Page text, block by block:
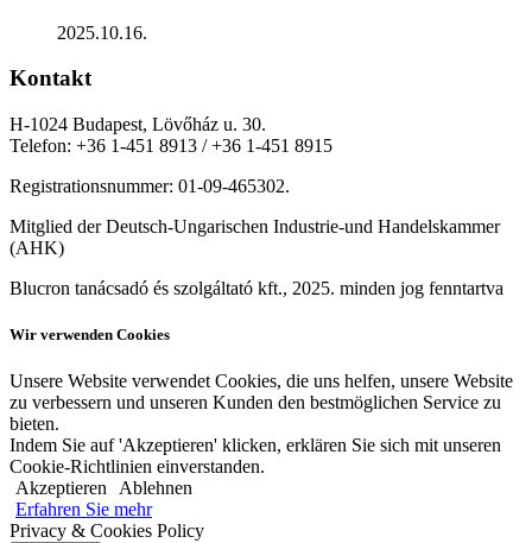
2025.10.16.
Kontakt
H-1024 Budapest, Lövőház u. 30.
Telefon: +36 1-451 8913 / +36 1-451 8915
Registrationsnummer: 01-09-465302.
Mitglied der Deutsch-Ungarischen Industrie-und Handelskammer
(AHK)
Blucron tanácsadó és szolgáltató kft., 2025. minden jog fenntartva
Wir verwenden Cookies
Unsere Website verwendet Cookies, die uns helfen, unsere Website
zu verbessern und unseren Kunden den bestmöglichen Service zu
bieten.
Indem Sie auf 'Akzeptieren' klicken, erklären Sie sich mit unseren
Cookie-Richtlinien einverstanden.
Akzeptieren Ablehnen
Erfahren Sie mehr
Privacy & Cookies Policy